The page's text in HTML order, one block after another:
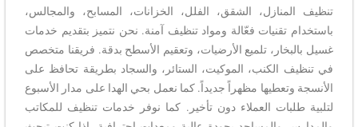
تنظيف المنازل، الشقق، الفلل، الخزانات، المسابح، والمجالس،
باستخدام تقنيات فعّالة ومواد تنظيف آمنة. نحن نتميز بتقديم خدمات
غسيل بالبخار، تلميع الأرضيات، وتعقيم الأسطح بدقة. فريقنا متخصص
في تنظيف الكنب، الموكيت، الستائر، والسجاد بطريقة تحافظ على
الأنسجة وتعطيها مظهراً جديداً. كما نعمل بحي الهدا على مدار الأسبوع
لتلبية طلبات العملاء دون تأخير. كما نوفر خدمات تنظيف للمكاتب